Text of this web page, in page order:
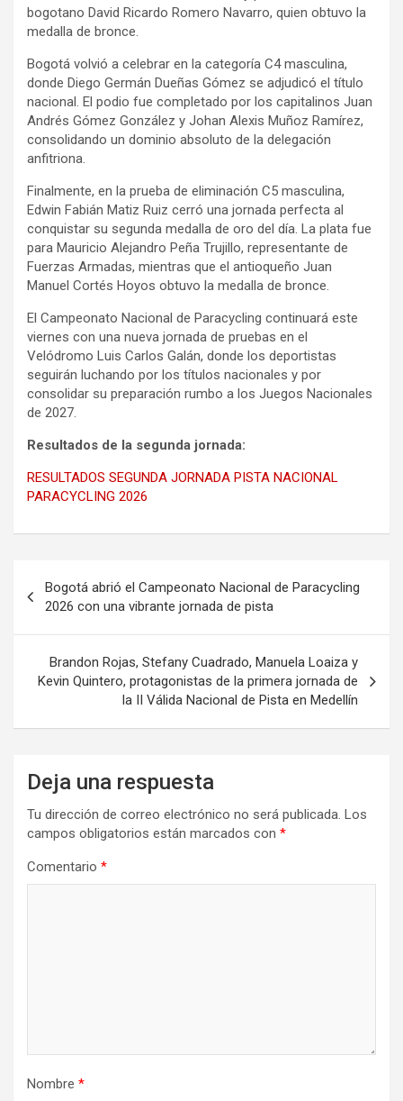
bogotano David Ricardo Romero Navarro, quien obtuvo la
medalla de bronce.
Bogotá volvió a celebrar en la categoría C4 masculina,
donde Diego Germán Dueñas Gómez se adjudicó el título
nacional. El podio fue completado por los capitalinos Juan
Andrés Gómez González y Johan Alexis Muñoz Ramírez,
consolidando un dominio absoluto de la delegación
anfitriona.
Finalmente, en la prueba de eliminación C5 masculina,
Edwin Fabián Matiz Ruiz cerró una jornada perfecta al
conquistar su segunda medalla de oro del día. La plata fue
para Mauricio Alejandro Peña Trujillo, representante de
Fuerzas Armadas, mientras que el antioqueño Juan
Manuel Cortés Hoyos obtuvo la medalla de bronce.
El Campeonato Nacional de Paracycling continuará este
viernes con una nueva jornada de pruebas en el
Velódromo Luis Carlos Galán, donde los deportistas
seguirán luchando por los títulos nacionales y por
consolidar su preparación rumbo a los Juegos Nacionales
de 2027.
Resultados de la segunda jornada:
RESULTADOS SEGUNDA JORNADA PISTA NACIONAL
PARACYCLING 2026
de
entradas
Bogotá abrió el Campeonato Nacional de Paracycling
2026 con una vibrante jornada de pista
Brandon Rojas, Stefany Cuadrado, Manuela Loaiza y
Kevin Quintero, protagonistas de la primera jornada de
la II Válida Nacional de Pista en Medellín
Deja una respuesta
Tu dirección de correo electrónico no será publicada. Los
campos obligatorios están marcados con *
Comentario *
Nombre *